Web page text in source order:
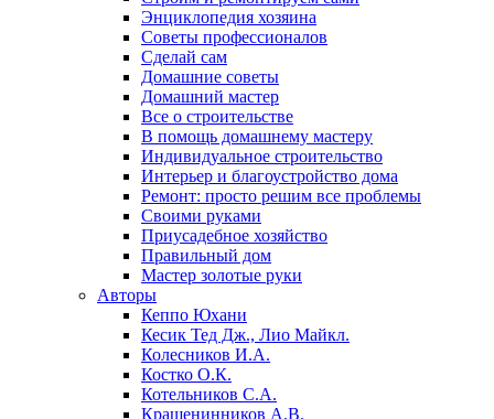
Энциклопедия хозяина
Советы профессионалов
Сделай сам
Домашние советы
Домашний мастер
Все о строительстве
В помощь домашнему мастеру
Индивидуальное строительство
Интерьер и благоустройство дома
Ремонт: просто решим все проблемы
Своими руками
Приусадебное хозяйство
Правильный дом
Мастер золотые руки
Авторы
Кеппо Юхани
Кесик Тед Дж., Лио Майкл.
Колесников И.А.
Костко О.К.
Котельников С.А.
Крашенинников А.В.